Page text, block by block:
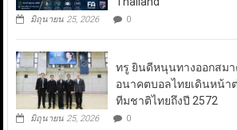
มิถุนายน 25, 2026 0
ทรู ยินดีหนุนทางออกสม
อนาคตบอลไทยเดินหน้า
ทีมชาติไทยถึงปี 2572
มิถุนายน 25, 2026 0